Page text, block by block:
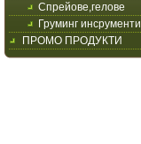
Спрейове,гелове
Груминг инсрументи
ПРОМО ПРОДУКТИ